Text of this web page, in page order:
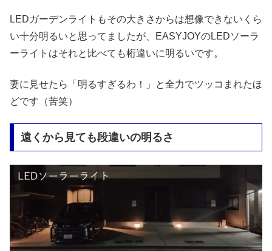
LEDガーデンライトもその大きさからは想像できないくら
い十分明るいと思ってましたが、EASYJOYのLEDソーラ
ーライトはそれと比べても桁違いに明るいです。
妻に見せたら「明るすぎるわ！」と全力でツッコまれたほ
どです（苦笑）
遠くから見ても段違いの明るさ